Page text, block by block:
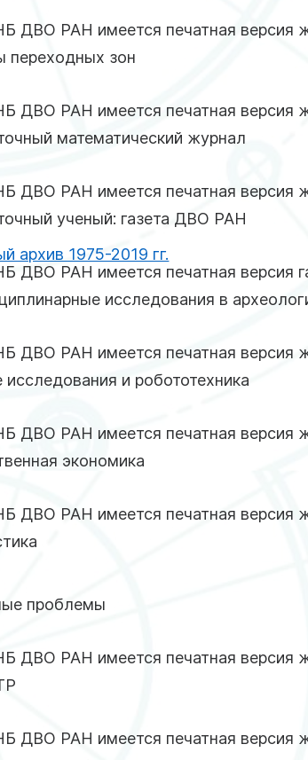
ДВО РАН имеется печатная версия
переходных зон
ДВО РАН имеется печатная версия
математический журнал
ДВО РАН имеется печатная версия
ученый: газета ДВО РАН
архив 1975-2019 гг.
ДВО РАН имеется печатная версия
исследования в
ДВО РАН имеется печатная версия
и робототехника
ДВО РАН имеется печатная версия
экономика
ДВО РАН имеется печатная версия
проблемы
ДВО РАН имеется печатная версия
ДВО РАН имеется печатная версия